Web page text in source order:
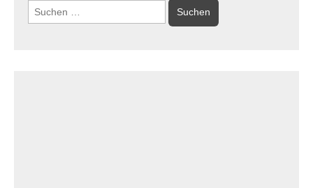
Suchen
nach: